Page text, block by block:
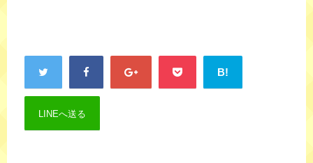
B!
LINEへ送る